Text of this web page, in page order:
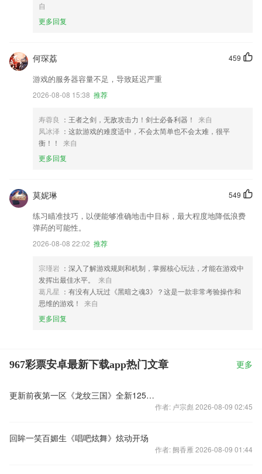
自
更多回复
459
何琛荔
游戏的服务器容量不足，导致延迟严重
2026-08-08 15:38 推荐
寿蓉良 ：王者之剑，无敌攻击力！剑士必备利器！
来自
凤冰泽 ：这款游戏的难度适中，不会太简单也不会太难，很平
衡！！
来自
更多回复
549
莫妮琳
练习瞄准技巧，以便能够准确地击中目标，最大程度地降低浪费
弹药的可能性。
2026-08-08 22:02 推荐
宗瑾岩 ：深入了解游戏规则和机制，掌握核心玩法，才能在游戏中
发挥出最佳水平。
来自
葛凡星 ：有没有人玩过《黑暗之魂3》？这是一款非常考验操作和
思维的游戏！
来自
更多回复
967彩票安卓最新下载app热门文章 更多
更新前夜第一区《龙纹三国》全新125区开启
作者: 卢宗彪 2026-08-09 02:45
回眸一笑百媚生《唱吧炫舞》炫动开场
作者: 阙香雁 2026-08-09 01:44